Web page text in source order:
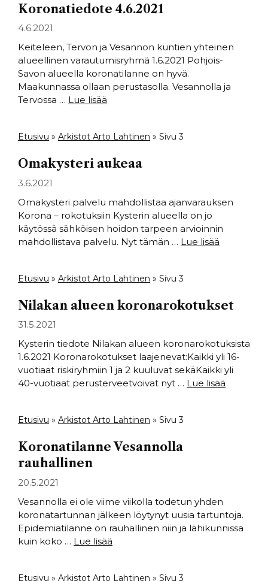
Koronatiedote 4.6.2021
4.6.2021
Keiteleen, Tervon ja Vesannon kuntien yhteinen
alueellinen varautumisryhmä 1.6.2021 Pohjois-
Savon alueella koronatilanne on hyvä.
Maakunnassa ollaan perustasolla. Vesannolla ja
Tervossa … Lue lisää
Etusivu » Arkistot Arto Lahtinen » Sivu 3
Omakysteri aukeaa
3.6.2021
Omakysteri palvelu mahdollistaa ajanvarauksen
Korona – rokotuksiin Kysterin alueella on jo
käytössä sähköisen hoidon tarpeen arvioinnin
mahdollistava palvelu. Nyt tämän … Lue lisää
Etusivu » Arkistot Arto Lahtinen » Sivu 3
Nilakan alueen koronarokotukset
31.5.2021
Kysterin tiedote Nilakan alueen koronarokotuksista
1.6.2021 Koronarokotukset laajenevat:Kaikki yli 16-
vuotiaat riskiryhmiin 1 ja 2 kuuluvat sekäKaikki yli
40-vuotiaat perusterveetvoivat nyt … Lue lisää
Etusivu » Arkistot Arto Lahtinen » Sivu 3
Koronatilanne Vesannolla
rauhallinen
20.5.2021
Vesannolla ei ole viime viikolla todetun yhden
koronatartunnan jälkeen löytynyt uusia tartuntoja.
Epidemiatilanne on rauhallinen niin ja lähikunnissa
kuin koko … Lue lisää
Etusivu » Arkistot Arto Lahtinen » Sivu 3